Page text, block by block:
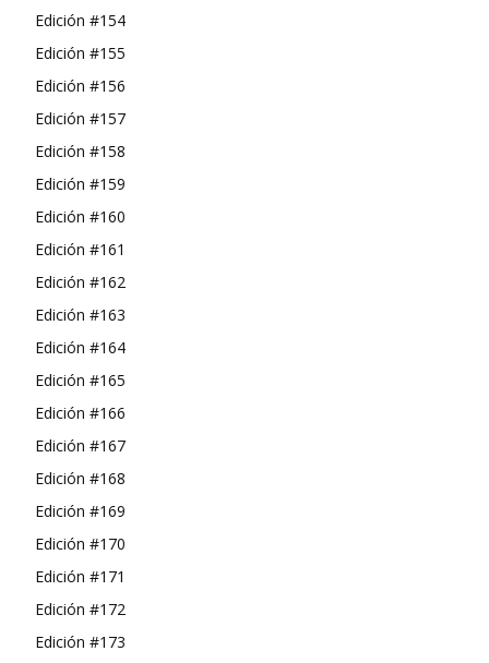
Edición #154
Edición #155
Edición #156
Edición #157
Edición #158
Edición #159
Edición #160
Edición #161
Edición #162
Edición #163
Edición #164
Edición #165
Edición #166
Edición #167
Edición #168
Edición #169
Edición #170
Edición #171
Edición #172
Edición #173